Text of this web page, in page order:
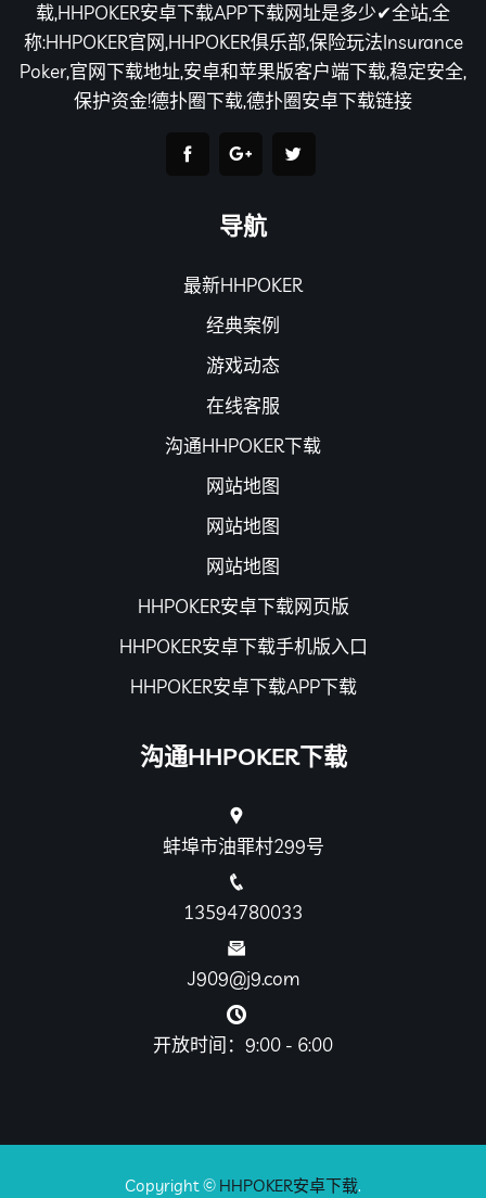
载,HHPOKER安卓下载APP下载网址是多少✔全站,全
称:HHPOKER官网,HHPOKER俱乐部,保险玩法Insurance
Poker,官网下载地址,安卓和苹果版客户端下载,稳定安全,
保护资金!德扑圈下载,德扑圈安卓下载链接
导航
最新HHPOKER
经典案例
游戏动态
在线客服
沟通HHPOKER下载
网站地图
网站地图
网站地图
HHPOKER安卓下载网页版
HHPOKER安卓下载手机版入口
HHPOKER安卓下载APP下载
沟通HHPOKER下载
蚌埠市油罪村299号
13594780033
J909@j9.com
开放时间：9:00 - 6:00
Copyright © HHPOKER安卓下载.